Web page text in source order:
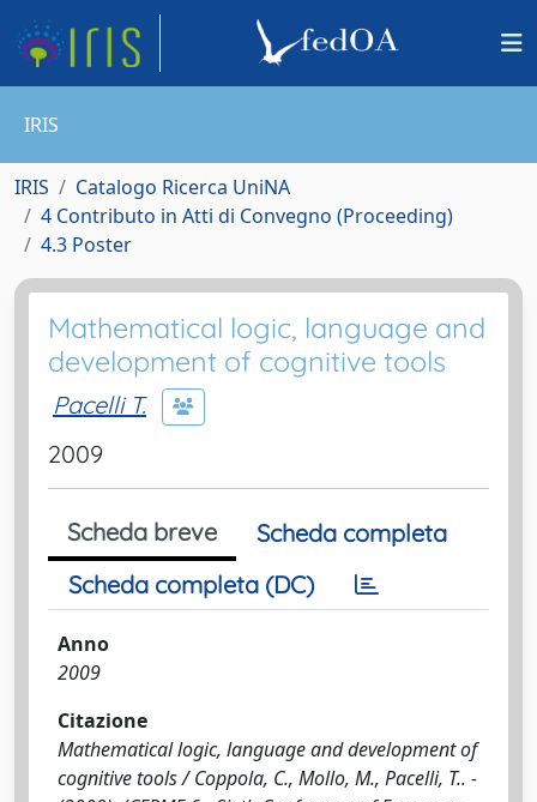
IRIS
IRIS
Catalogo Ricerca UniNA
4 Contributo in Atti di Convegno (Proceeding)
4.3 Poster
Mathematical logic, language and
development of cognitive tools
Pacelli T.
2009
Scheda breve
Scheda completa
Scheda completa (DC)
Anno
2009
Citazione
Mathematical logic, language and development of
cognitive tools / Coppola, C., Mollo, M., Pacelli, T.. -